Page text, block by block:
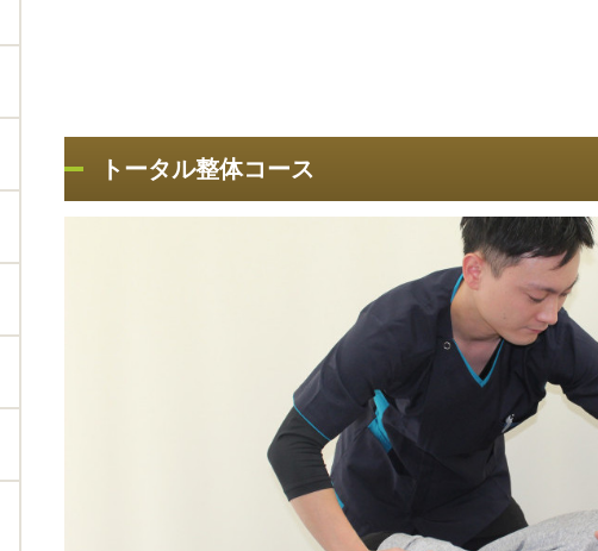
トータル整体コース